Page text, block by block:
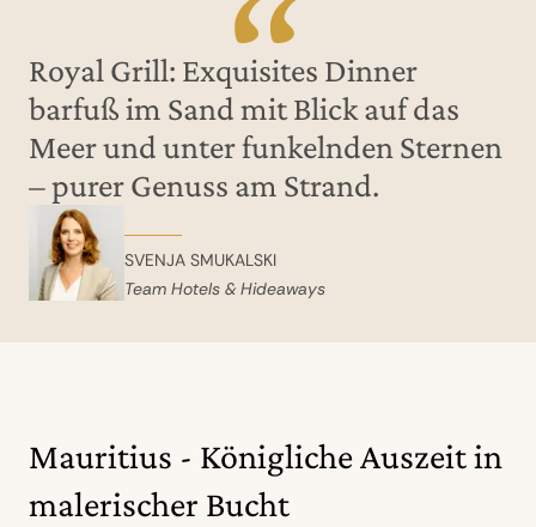
Royal Grill: Exquisites Dinner
barfuß im Sand mit Blick auf das
Meer und unter funkelnden Sternen
– purer Genuss am Strand.
SVENJA SMUKALSKI
Team Hotels & Hideaways
Mauritius - Königliche Auszeit in
malerischer Bucht